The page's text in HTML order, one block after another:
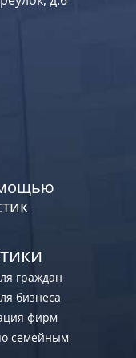
граждан
бизнеса
фирм
семейным